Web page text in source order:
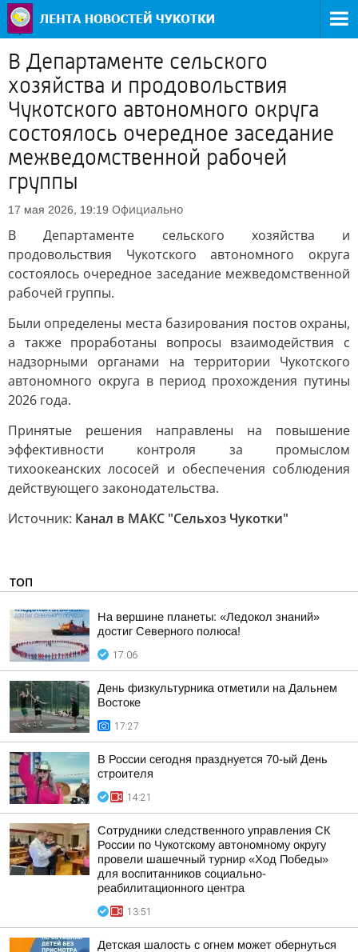
В Департаменте сельского
хозяйства и продовольствия
Чукотского автономного округа
состоялось очередное заседание
межведомственной рабочей
группы
17 мая 2026, 19:19 Официально
В Департаменте сельского хозяйства и
продовольствия Чукотского автономного округа
состоялось очередное заседание межведомственной
рабочей группы.
Были определены места базирования постов охраны,
а также проработаны вопросы взаимодействия с
надзорными органами на территории Чукотского
автономного округа в период прохождения путины
2026 года.
Принятые решения направлены на повышение
эффективности контроля за промыслом
тихоокеанских лососей и обеспечения соблюдения
действующего законодательства.
Источник: Канал в МАКС "Сельхоз Чукотки"
ТОП
На вершине планеты: «Ледокол знаний»
достиг Северного полюса!
17:06
День физкультурника отметили на Дальнем
Востоке
17:27
В России сегодня празднуется 70-ый День
строителя
14:21
Сотрудники следственного управления СК
России по Чукотскому автономному округу
провели шашечный турнир «Ход Победы»
для воспитанников социально-
реабилитационного центра
13:51
Детская шалость с огнем может обернуться